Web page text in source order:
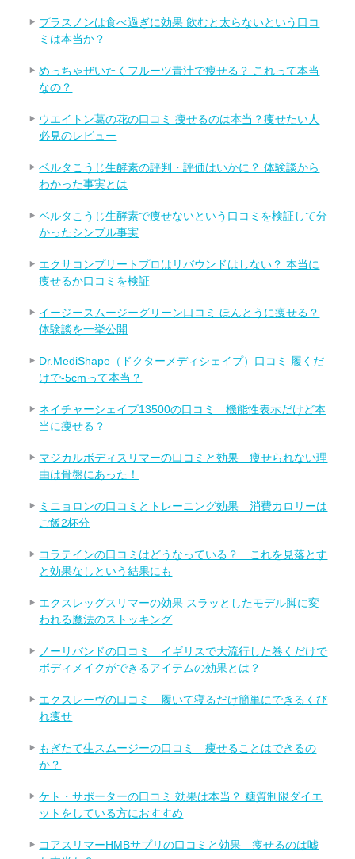
プラスノンは食べ過ぎに効果 飲むと太らないという口コ
ミは本当か？
めっちゃぜいたくフルーツ青汁で痩せる？ これって本当
なの？
ウエイトン葛の花の口コミ 痩せるのは本当？痩せたい人
必見のレビュー
ベルタこうじ生酵素の評判・評価はいかに？ 体験談から
わかった事実とは
ベルタこうじ生酵素で痩せないという口コミを検証して分
かったシンプル事実
エクサコンプリートプロはリバウンドはしない？ 本当に
痩せるか口コミを検証
イージースムージーグリーン口コミ ほんとうに痩せる？
体験談を一挙公開
Dr.MediShape（ドクターメディシェイプ）口コミ 履くだ
けで-5cmって本当？
ネイチャーシェイプ13500の口コミ 機能性表示だけど本
当に痩せる？
マジカルボディスリマーの口コミと効果 痩せられない理
由は骨盤にあった！
ミニョロンの口コミとトレーニング効果 消費カロリーは
ご飯2杯分
コラテインの口コミはどうなっている？ これを見落とす
と効果なしという結果にも
エクスレッグスリマーの効果 スラッとしたモデル脚に変
われる魔法のストッキング
ノーリバンドの口コミ イギリスで大流行した巻くだけで
ボディメイクができるアイテムの効果とは？
エクスレーヴの口コミ 履いて寝るだけ簡単にできるくび
れ痩せ
もぎたて生スムージーの口コミ 痩せることはできるの
か？
ケト・サポーターの口コミ 効果は本当？ 糖質制限ダイエ
ットをしている方におすすめ
コアスリマーHMBサプリの口コミと効果 痩せるのは嘘